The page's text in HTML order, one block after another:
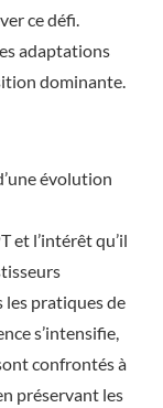
ce défi.
adaptations
dominante.
évolution
et l’intérêt qu’il
pratiques de
s’intensifie,
confrontés à
préservant les